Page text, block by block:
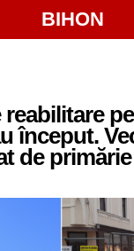
BIHON
început.
de